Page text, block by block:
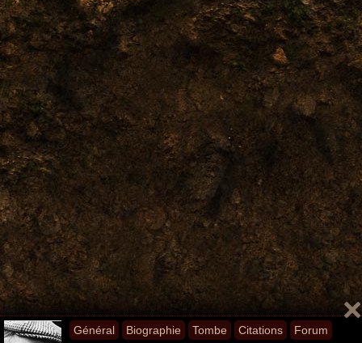
Général Biographie Tombe Citations Forum